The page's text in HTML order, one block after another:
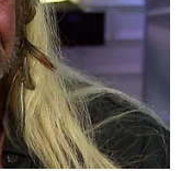
donje rublje
širenje bakterija.
stavka osobne
aktivni ili vodite
ostaje